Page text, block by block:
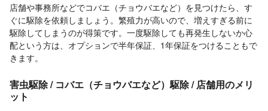
店舗や事務所などでコバエ（チョウバエなど）を見つけたら、す
ぐに駆除を依頼しましょう。繁殖力が高いので、増えすぎる前に
駆除してしまうのが得策です。一度駆除しても再発生しないか心
配という方は、オプションで半年保証、1年保証をつけることもで
きます。
害虫駆除 / コバエ（チョウバエなど）駆除 / 店舗用のメリ
ット